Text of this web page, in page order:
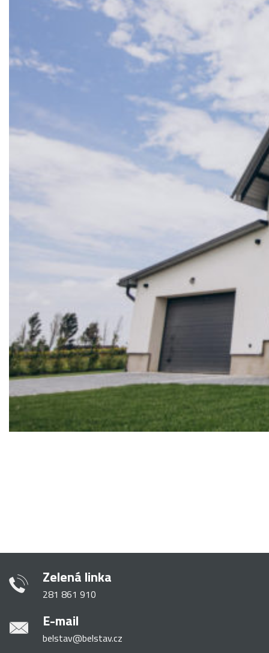
Zelená linka
281 861 910
E-mail
belstav@belstav.cz